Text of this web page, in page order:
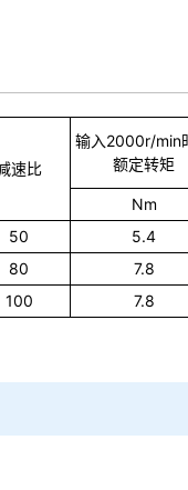
速比
输入2000r/min
额定转矩
Nm
50 5.4
80
7.8
100
7.8